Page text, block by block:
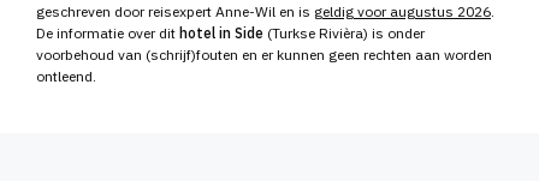
geschreven door reisexpert Anne-Wil en is geldig voor augustus 2026
De informatie over dit hotel in Side (Turkse Rivièra) is onder
voorbehoud van (schrijf)fouten en er kunnen geen rechten aan worden
ontleend.